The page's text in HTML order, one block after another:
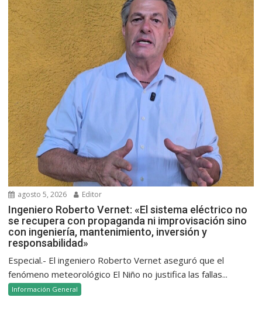
agosto 5, 2026 Editor
Ingeniero Roberto Vernet: «El sistema eléctrico no
se recupera con propaganda ni improvisación sino
con ingeniería, mantenimiento, inversión y
responsabilidad»
Especial.- El ingeniero Roberto Vernet aseguró que el
fenómeno meteorológico El Niño no justifica las fallas...
Información General